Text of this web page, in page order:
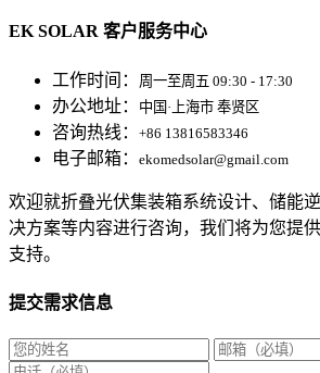
EK SOLAR 客户服务中心
工作时间： 周一至周五 09:30 - 17:30
办公地址： 中国·上海市 奉贤区
咨询热线： +86 13816583346
电子邮箱： ekomedsolar@gmail.com
欢迎就折叠光伏集装箱系统设计、储能
决方案等内容进行咨询，我们将为您提
支持。
提交需求信息